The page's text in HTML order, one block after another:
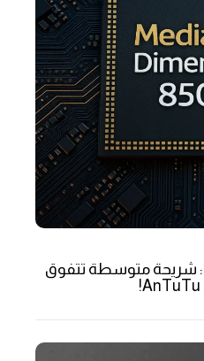
تسريب Dimensity 8500: شريحة متوسطة تتفوق